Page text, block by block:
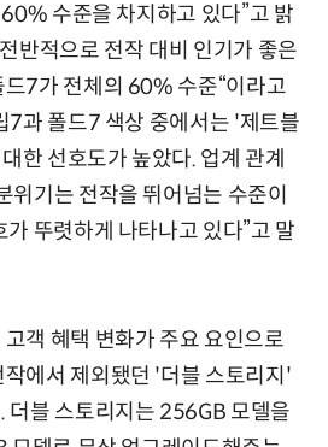
수준을 차지하고 있다”고 밝
반적으로 전작 대비 인기가 좋은
드7가 전체의 60% 수준“이라고
7과 폴드7 색상 중에서는 '제트블
한 선호도가 높았다. 업계 관계
위기는 전작을 뛰어넘는 수준이
가 뚜렷하게 나타나고 있다”고 말
객 혜택 변화가 주요 요인으로
에서 제외됐던 '더블 스토리지'
더블 스토리지는 256GB 모델을